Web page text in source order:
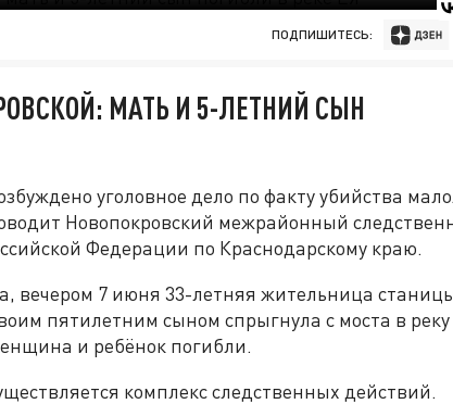
ПОДПИШИТЕСЬ:
МАТЬ И 5-ЛЕТНИЙ СЫН
уголовное дело по факту убийства
Новопокровский межрайонный
Федерации по Краснодарскому краю.
вечером 7 июня 33-летняя жительница
пятилетним сыном спрыгнула с моста в
и ребёнок погибли.
комплекс следственных действий.